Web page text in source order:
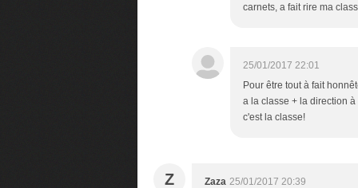
carnets, a fait rire ma
25/01/2017 22:01
Pour être tout à fait
a la classe + la direction
c'est la classe!
Z Zaza 25/01/2017 20:39